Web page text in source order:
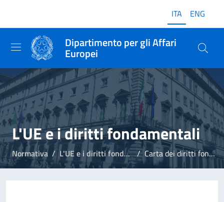
ITA ENG
Dipartimento per gli Affari
Europei
L'UE e i diritti fondamentali
Normativa L'UE e i diritti fondamentali Carta dei diritti fondamentali dell’UE